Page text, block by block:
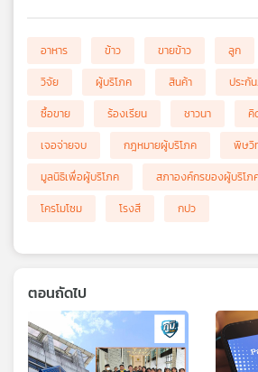
อาหาร ข้าว ขายข้าว ลูก
วิจัย
ผู้บริโภค สินค้า ประกั
ซื้อขาย
ร้องเรียน ชาวนา
คิ
เจอจ่ายจบ
กฎหมายผู้บริโภค พิษวิ
มูลนิธิเพื่อผู้บริโภค
สภาองค์กรของผู้บริโภ
โครโมโซม
โรงสี กปว
ตอนถัดไป